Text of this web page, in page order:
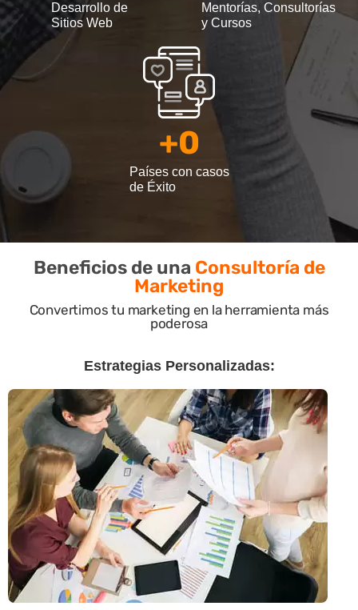
Desarrollo de
Sitios Web
Mentorías, Consultorías
y Cursos
Países con casos
de Éxito
+0
Beneficios de una Consultoría de
Marketing
Convertimos tu marketing en la herramienta más
poderosa
Estrategias Personalizadas: